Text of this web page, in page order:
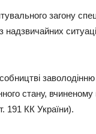
загону
стану, вчиненому
191 КК України).